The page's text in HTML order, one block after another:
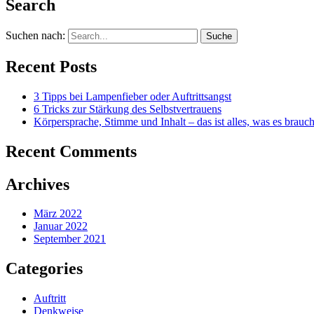
Search
Suchen nach:
Recent Posts
3 Tipps bei Lampenfieber oder Auftrittsangst
6 Tricks zur Stärkung des Selbstvertrauens
Körpersprache, Stimme und Inhalt – das ist alles, was es
Recent Comments
Archives
März 2022
Januar 2022
September 2021
Categories
Auftritt
Denkweise